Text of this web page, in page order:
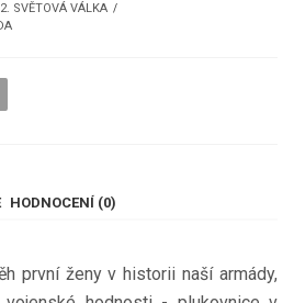
2. SVĚTOVÁ VÁLKA
HODNOCENÍ (0)
první ženy v historii naší armády,